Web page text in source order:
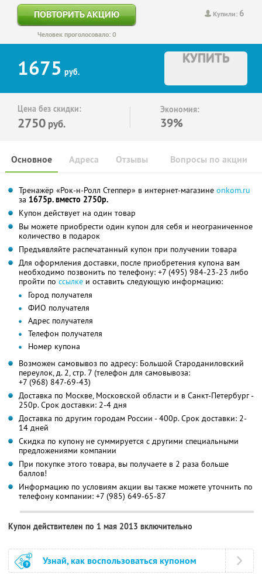
Купили: 6
ПОВТОРИТЬ АКЦИЮ
Человек проголосовало: 0
1675 руб.
КУПИТЬ
Цена без скидки:
2750 руб.
Экономия:
39%
Основное Отзывы Вопросы по акции
Адреса
Тренажёр «Рок-н-Ролл Степпер» в интернет-магазине onkom.ru
за 1675р. вместо 2750р.
Купон действует на один товар
Вы можете приобрести один купон для себя и неограниченное
количество в подарок
Предъявляйте распечатанный купон при получении товара
Для оформления доставки, после приобретения купона вам
необходимо позвонить по телефону: +7 (495) 984-23-23 либо
пройти по ссылке и оставить следующую информацию:
Город получателя
ФИО получателя
Адрес получателя
Телефон получателя
Номер купона
Возможен самовывоз по адресу: Большой Староданиловский
переулок, д. 2, стр. 7 (телефон для самовывоза:
+7 (968) 847-69-43)
Доставка по Москве, Московской области и в Санкт-Петербург -
250р. Срок доставки: 2-4 дня
Доставка по другим городам России - 400р. Срок доставки: 2-
14 дней
Скидка по купону не суммируется с другими специальными
предложениями компании
При покупке этого товара, вы получаете в 2 раза больше
баллов!
Информацию по условиям акции вы также можете уточнить по
телефону компании: +7 (985) 649-65-87
Купон действителен по 1 мая 2013 включительно
Узнай, как воспользоваться купоном